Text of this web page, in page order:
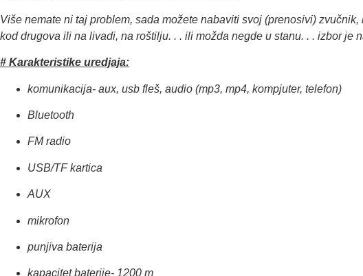
Više nemate ni taj problem, sada možete nabaviti svoj (prenosivi)
kod drugova ili na livadi, na roštilju. . . ili možda negde u stanu. . . izbor je
# Karakteristike uredjaja:
komunikacija- aux, usb fleš, audio (mp3, mp4, kompjuter, telefon)
Bluetooth
FM radio
USB/TF kartica
AUX
mikrofon
punjiva baterija
kapacitet baterije- 1200 m